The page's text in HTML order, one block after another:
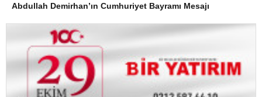
Abdullah Demirhan’ın Cumhuriyet Bayramı Mesajı